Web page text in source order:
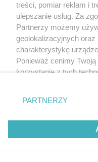
Widzew
treści, pomiar reklam i
ulepszanie usług. Za
Partnerzy możemy
geolokalizacyjnych
charakterystykę
Ponieważ cenimy
korzystanie z tych
zmienić/wycofać
znajdujący się w lewym
rodzaje przetwarzania
użytkownika, ale masz
przetwarzaniu.
PARTNERZY